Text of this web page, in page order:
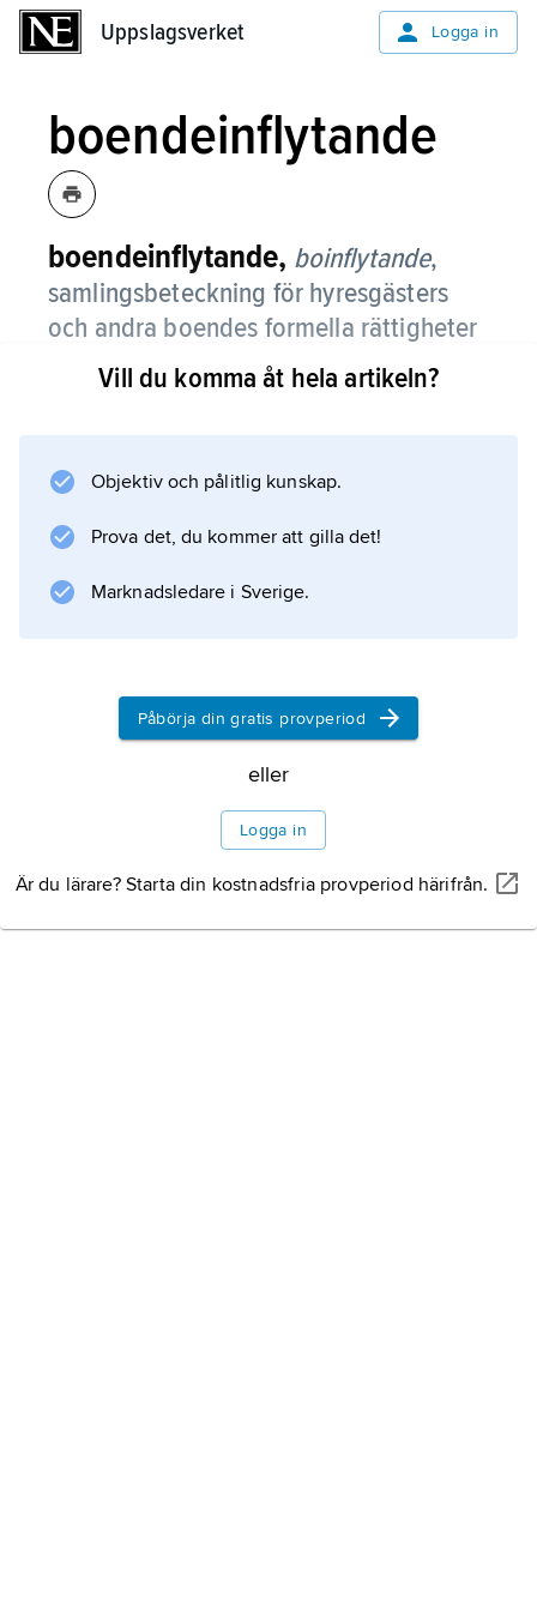
Uppslagsverket Logga in
boendeinflytande
boendeinflytande, boinflytande,
samlingsbeteckning för hyresgästers
och andra boendes formella rättigheter
och faktiska möjligheter att påverka
utformning, användning och förvaltning
Sedan slutet av 1970-talet finns ramavtal
boendeinflytande för hyresgäster i både
allmännyttiga och privatägda
Information om artikeln
Vill du komma åt hela artikeln?
Objektiv och pålitlig kunskap.
Prova det, du kommer att gilla det!
Marknadsledare i Sverige.
Påbörja din gratis provperiod
eller
Logga in
Är du lärare? Starta din kostnadsfria provperiod härifrån.